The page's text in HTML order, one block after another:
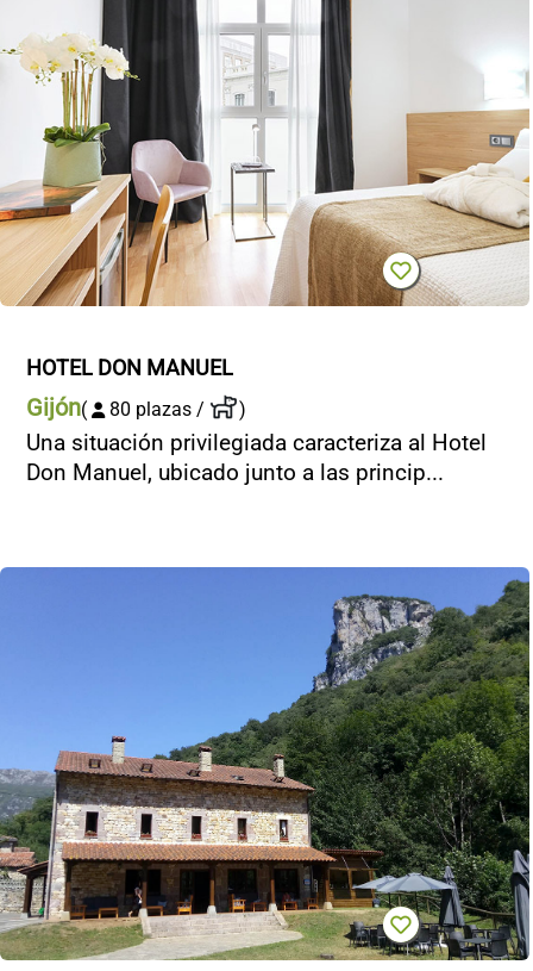
HOTEL DON MANUEL
Gijón( 80 plazas / )
Una situación privilegiada caracteriza al Hotel
Don Manuel, ubicado junto a las princip...